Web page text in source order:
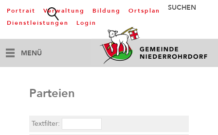
Portrait Verwaltung Bildung
Ortsplan
Dienstleistungen
Login
MENÜ
Parteien
Textfilter: